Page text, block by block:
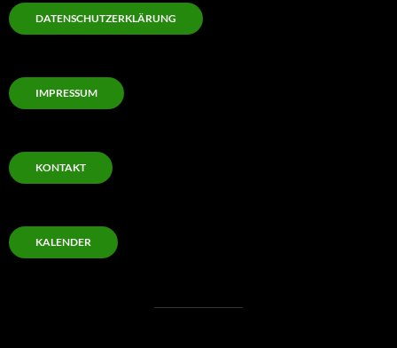
DATENSCHUTZERKLÄRUNG
IMPRESSUM
KONTAKT
KALENDER